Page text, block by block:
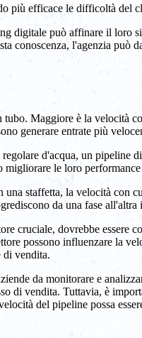
più efficace le difficoltà del
digitale può affinare il loro
conoscenza, l'agenzia può
Maggiore è la
generare entrate più
d'acqua, un
le loro
staffetta, la velocità
da una fase
cruciale, dovrebbe
possono influenzare la
di vendita.
da monitorare e
di vendita. Tuttavia, è
del pipeline possa